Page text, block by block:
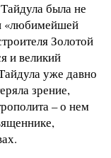
была не
«любимейшей
Золотой
и великий
уже давно
зрение,
– о нем